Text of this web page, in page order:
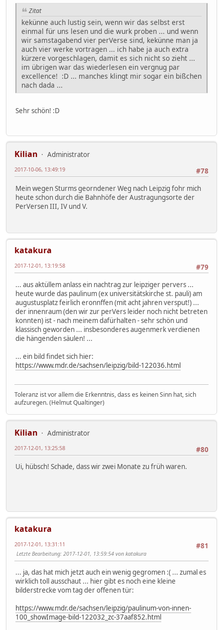
Zitat
kekünne auch lustig sein, wenn wir das selbst erst
einmal für uns lesen und die wurk proben ... und wenn
wir samstagabend vier perVerse sind, kekünne man ja
auch vier werke vortragen ... ich habe ja auch extra
kürzere vorgeschlagen, damit es sich nicht so zieht ...
im übrigen war das wiederlesen ein vergnug par
excellence! :D ... manches klingt mir sogar ein bißchen
nach dada ...
Sehr schön! :D
Kilian
Administrator
#78
2017-10-06, 13:49:19
Mein wegen Sturms georndener Weg nach Leipzig fohr mich
heute schon durch die Bahnhöfe der Austragungsorte der
PerVersen III, IV und V.
katakura
#79
2017-12-01, 13:19:58
... aus aktüllem anlass ein nachtrag zur leipziger pervers ...
heute wurde das paulinum (ex universitätskirche st. pauli) am
augustusplatz feirlich eronnffen (mit acht jahren versput!) ...
der innenraum (den wir zur perVers leider noch nicht betreten
konnten) ist - nach meinem dafürhalten - sehr schön und
klassisch geworden ... insbesonderes augenmerk verdienen
die hängenden säulen! ...
... ein bild findet sich hier:
https://www.mdr.de/sachsen/leipzig/bild-122036.html
Toleranz ist vor allem die Erkenntnis, dass es keinen Sinn hat, sich
aufzuregen. (Helmut Qualtinger)
Kilian
Administrator
#80
2017-12-01, 13:25:58
Ui, hübsch! Schade, dass wir zwei Monate zu früh waren.
katakura
#81
2017-12-01, 13:31:11
Letzte Bearbeitung: 2017-12-01, 13:59:54 von katakura
... ja, das hat mich jetzt auch ein wenig gegromen :( ... zumal es
wirklich toll ausschaut ... hier gibt es noch eine kleine
bilderstrecke vom tag der offenen tür:
https://www.mdr.de/sachsen/leipzig/paulinum-von-innen-
100_showImage-bild-122032_zc-37aaf852.html